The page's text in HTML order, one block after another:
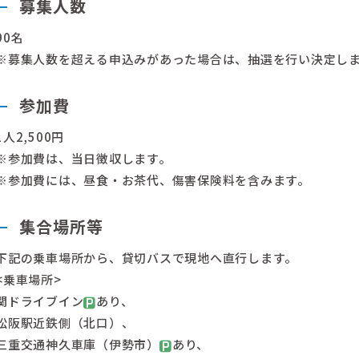
募集人数
名
集人数を超える申込みがあった場合は、抽選を行い決定し
参加費
2,500円
加費は、当日徴収します。
加費には、昼食・お茶代、傷害保険料を含みます。
集合場所等
記の乗車場所から、貸切バスで現地へ直行します。
車場所>
ドライブイン
あり、
阪駅近鉄側（北口）、
重交通神久車庫（伊勢市）
あり、